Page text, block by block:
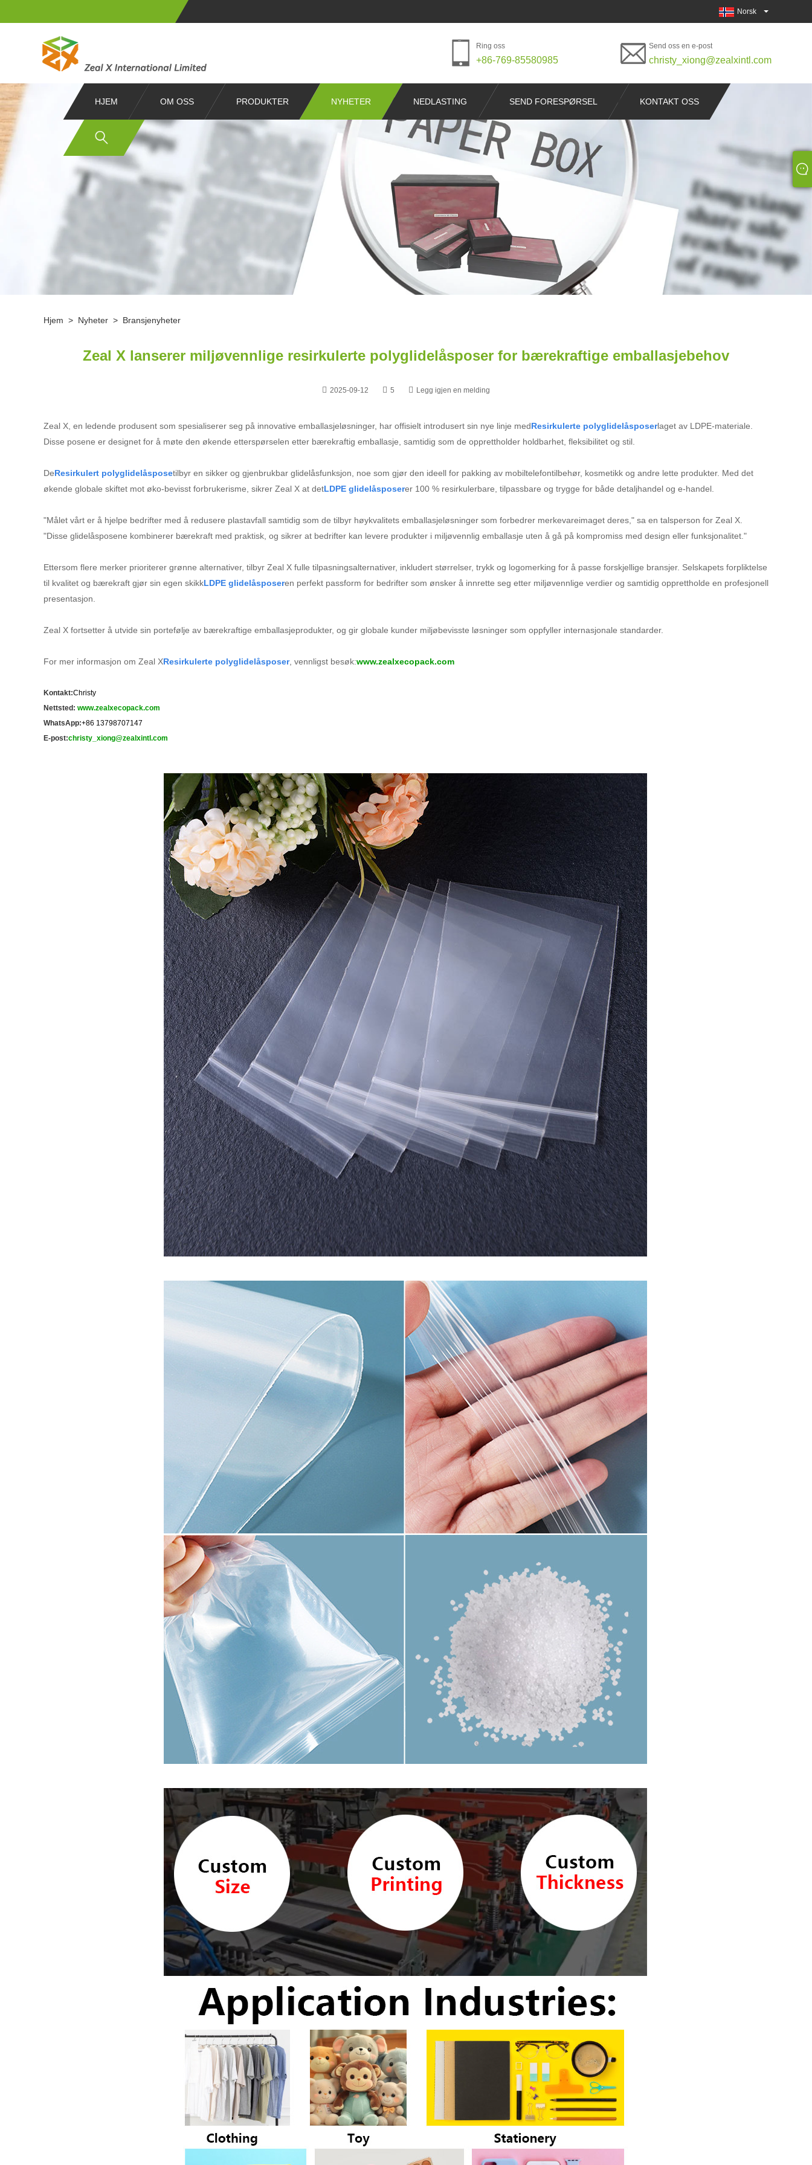
Norsk‎
Ring oss
+86-769-85580985
Send oss ​​en e-post
christy_xiong@zealxintl.com
HJEM OM OSS PRODUKTER NYHETER NEDLASTING SEND FORESPØRSEL KONTAKT OSS
Hjem > Nyheter > Bransjenyheter
Zeal X lanserer miljøvennlige resirkulerte polyglidelåsposer for bærekraftige emballasjebehov
2025-09-12 5 Legg igjen en melding
Zeal X, en ledende produsent som spesialiserer seg på innovative emballasjeløsninger, har offisielt introdusert sin nye linje medResirkulerte polyglidelåsposerlaget av LDPE-materiale.
Disse posene er designet for å møte den økende etterspørselen etter bærekraftig emballasje, samtidig som de opprettholder holdbarhet, fleksibilitet og stil.
DeResirkulert polyglidelåsposetilbyr en sikker og gjenbrukbar glidelåsfunksjon, noe som gjør den ideell for pakking av mobiltelefontilbehør, kosmetikk og andre lette produkter. Med det
økende globale skiftet mot øko-bevisst forbrukerisme, sikrer Zeal X at detLDPE glidelåsposerer 100 % resirkulerbare, tilpassbare og trygge for både detaljhandel og e-handel.
"Målet vårt er å hjelpe bedrifter med å redusere plastavfall samtidig som de tilbyr høykvalitets emballasjeløsninger som forbedrer merkevareimaget deres," sa en talsperson for Zeal X.
"Disse glidelåsposene kombinerer bærekraft med praktisk, og sikrer at bedrifter kan levere produkter i miljøvennlig emballasje uten å gå på kompromiss med design eller funksjonalitet."
Ettersom flere merker prioriterer grønne alternativer, tilbyr Zeal X fulle tilpasningsalternativer, inkludert størrelser, trykk og logomerking for å passe forskjellige bransjer. Selskapets forpliktelse
til kvalitet og bærekraft gjør sin egen skikkLDPE glidelåsposeren perfekt passform for bedrifter som ønsker å innrette seg etter miljøvennlige verdier og samtidig opprettholde en profesjonell
presentasjon.
Zeal X fortsetter å utvide sin portefølje av bærekraftige emballasjeprodukter, og gir globale kunder miljøbevisste løsninger som oppfyller internasjonale standarder.
For mer informasjon om Zeal XResirkulerte polyglidelåsposer, vennligst besøk:www.zealxecopack.com
Kontakt:Christy
Nettsted: www.zealxecopack.com
WhatsApp:+86 13798707147
E-post:christy_xiong@zealxintl.com